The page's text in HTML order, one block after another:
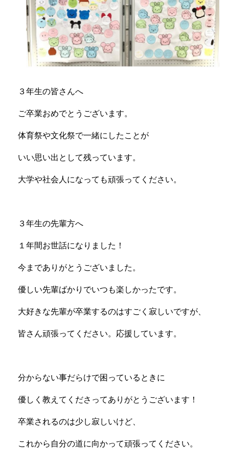
３年生の皆さんへ
ご卒業おめでとうございます。
体育祭や文化祭で一緒にしたことが
いい思い出として残っています。
大学や社会人になっても頑張ってください。
３年生の先輩方へ
１年間お世話になりました！
今までありがとうございました。
優しい先輩ばかりでいつも楽しかったです。
大好きな先輩が卒業するのはすごく寂しいですが、
皆さん頑張ってください。応援しています。
分からない事だらけで困っているときに
優しく教えてくださってありがとうございます！
卒業されるのは少し寂しいけど、
これから自分の道に向かって頑張ってください。